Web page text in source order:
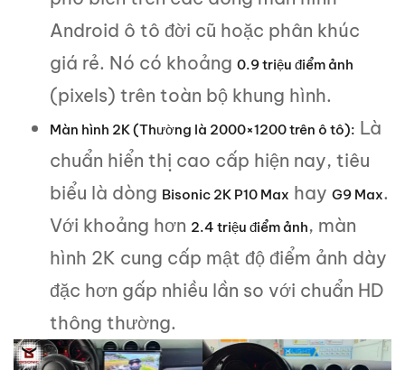
Android ô tô đời cũ hoặc phân khúc
giá rẻ. Nó có khoảng 0.9 triệu điểm ảnh
(pixels) trên toàn bộ khung hình.
Màn hình 2K (Thường là 2000×1200 trên ô tô): Là
chuẩn hiển thị cao cấp hiện nay, tiêu
biểu là dòng Bisonic 2K P10 Max hay G9 Max.
Với khoảng hơn 2.4 triệu điểm ảnh, màn
hình 2K cung cấp mật độ điểm ảnh dày
đặc hơn gấp nhiều lần so với chuẩn HD
thông thường.